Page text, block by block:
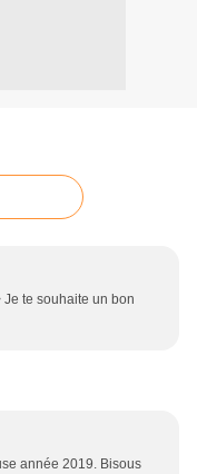
te souhaite un bon
année 2019. Bisous